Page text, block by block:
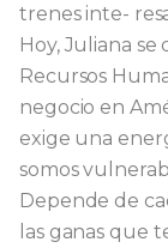
trenes inte-
Hoy, Juliana
Recursos
negocio en
exige una
somos
Depende de
las ganas que